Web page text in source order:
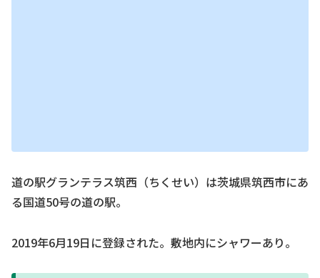
道の駅グランテラス筑西（ちくせい）は茨城県筑西市にあ
る国道50号の道の駅。
2019年6月19日に登録された。敷地内にシャワーあり。